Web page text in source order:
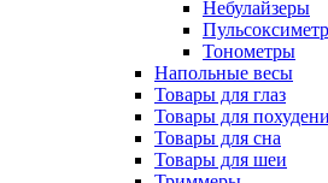
Небулайзеры
Тонометры
Напольные весы
Товары для глаз
Товары для
Товары для сна
Товары для шеи